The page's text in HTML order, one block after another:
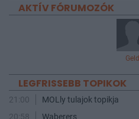
AKTÍV FÓRUMOZÓK
Geld
LEGFRISSEBB TOPIKOK
21:00
MOLly tulajok topikja
20:58
Waberers